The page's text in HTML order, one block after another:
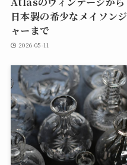
日本製の希少なメイソンジ
ャーまで
2026-05-11